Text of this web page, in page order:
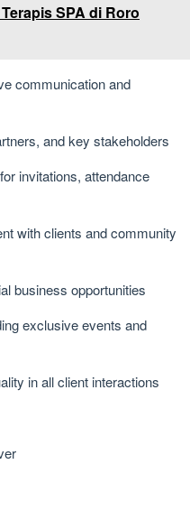
SPA di Roro
communication and
and key stakeholders
invitations, attendance
with clients and community
business opportunities
exclusive events and
in all client interactions